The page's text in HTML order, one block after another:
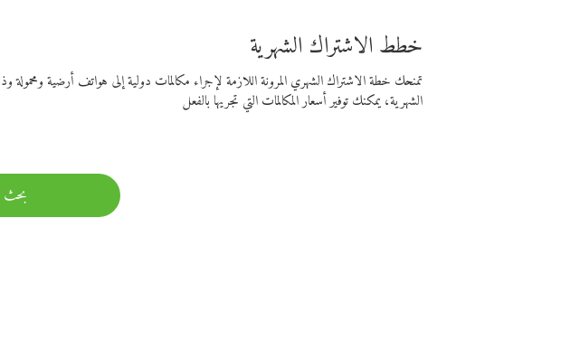
خطط الاشتراك الشهرية
تمنحك خطة الاشتراك الشهري المرونة اللازمة لإجراء مكالمات دولية إلى هواتف أرضية
الشهرية، يمكنك توفير أسعار المكالمات التي تجريها بالفعل
بحث